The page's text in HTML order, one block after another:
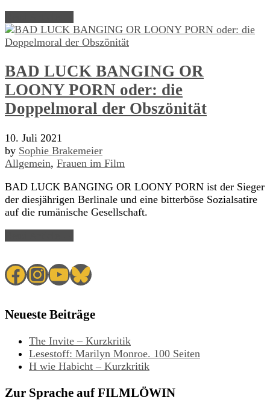
BAD LUCK BANGING OR
LOONY PORN oder: die
Doppelmoral der Obszönität
10. Juli 2021
by Sophie Brakemeier
Allgemein, Frauen im Film
BAD LUCK BANGING OR LOONY PORN ist der Sieger
der diesjährigen Berlinale und eine bitterböse Sozialsatire
auf die rumänische Gesellschaft.
Facebook
Instagram
YouTube
Bluesky
Neueste Beiträge
The Invite – Kurzkritik
Lesestoff: Marilyn Monroe. 100 Seiten
H wie Habicht – Kurzkritik
Zur Sprache auf FILMLÖWIN